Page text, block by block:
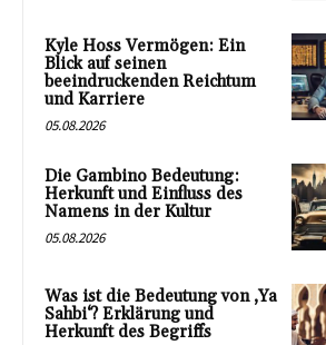
Kyle Hoss Vermögen: Ein
Blick auf seinen
beeindruckenden Reichtum
und Karriere
05.08.2026
Die Gambino Bedeutung:
Herkunft und Einfluss des
Namens in der Kultur
05.08.2026
Was ist die Bedeutung von ‚Ya
Sahbi‘? Erklärung und
Herkunft des Begriffs